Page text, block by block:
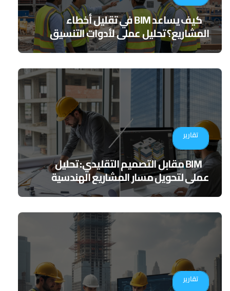
كيف يساعد BIM في تقليل أخطاء
المشاريع؟ تحليل عملي لأدوات التنسيق
الرقمي
تقارير
BIM مقابل التصميم التقليدي: تحليل
عملي لتحويل مسار المشاريع الهندسية
تقارير